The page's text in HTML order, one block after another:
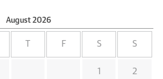
August 2026
F S S
1 2